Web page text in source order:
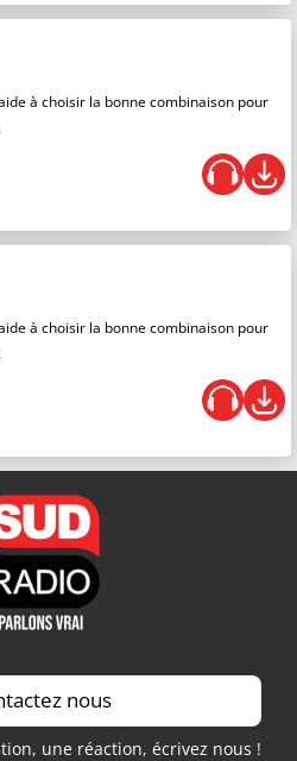
à choisir la bonne combinaison pour
à choisir la bonne combinaison pour
nous
une réaction, écrivez nous !